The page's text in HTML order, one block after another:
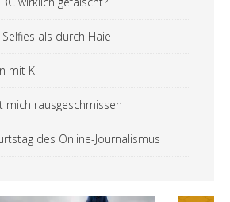
als durch Haie
mit KI
mich rausgeschmissen
des Online-Journalismus